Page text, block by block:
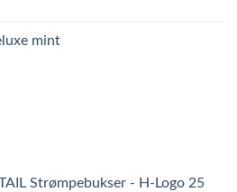
mint
Strømpebukser - H-Logo 25